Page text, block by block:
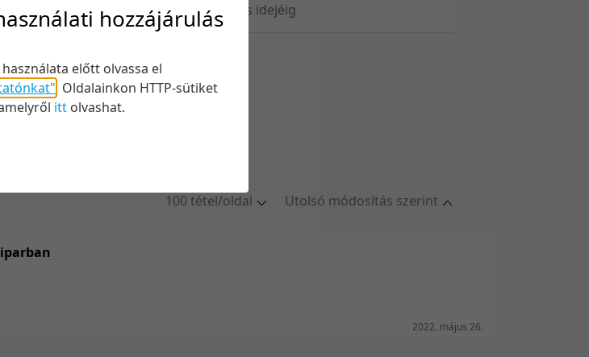
Feltöltés idejéig
Keresés
Utolsó módosítás szerint
Feltöltés dátuma szerint
100 tétel/oldal
2022. május 26.
hozzájárulás
előtt olvassa el
Oldalainkon HTTP-sütiket
itt olvashat.